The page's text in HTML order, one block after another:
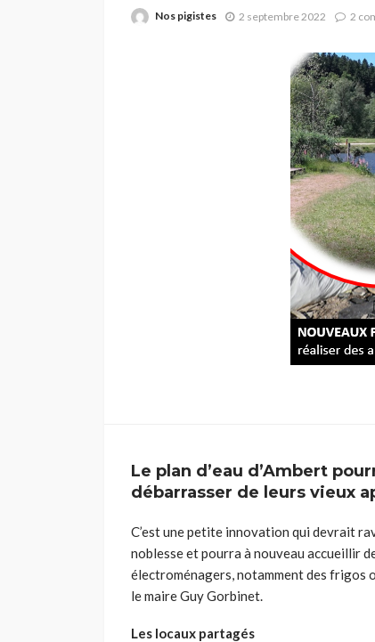
Nos pigistes 2 septembre 2022 2
Le plan d’eau d’Ambert
débarrasser de leurs vieux
C’est une petite innovation qui devrait
noblesse et pourra à nouveau accueillir
électroménagers, notamment des frigos
le maire Guy Gorbinet.
Les locaux partagés